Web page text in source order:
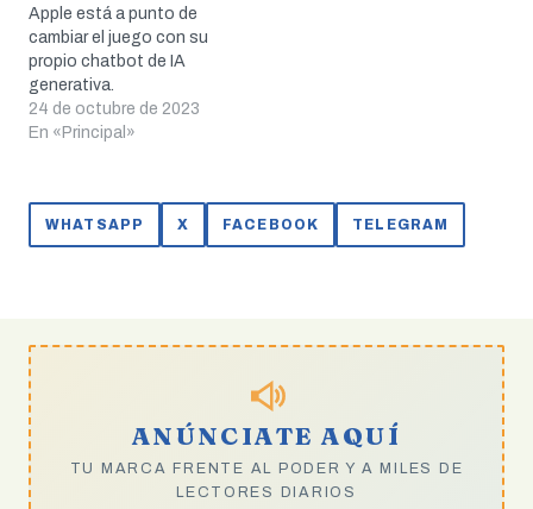
Apple está a punto de
cambiar el juego con su
propio chatbot de IA
generativa.
24 de octubre de 2023
En «Principal»
WHATSAPP X FACEBOOK TELEGRAM
ANÚNCIATE AQUÍ
TU MARCA FRENTE AL PODER Y A MILES DE
LECTORES DIARIOS